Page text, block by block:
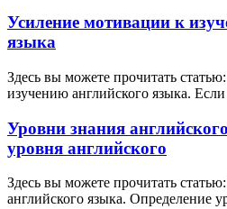
Усиление мотивации к
языка
Здесь вы можете прочитать
изучению английского языка.
Уровни знания
уровня английского
Здесь вы можете прочитать
английского языка. Определение